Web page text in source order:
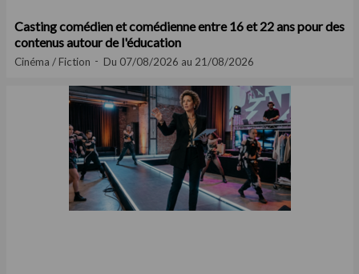
Casting comédien et comédienne entre 16 et 22 ans pour des
contenus autour de l'éducation
Cinéma / Fiction Du 07/08/2026 au 21/08/2026